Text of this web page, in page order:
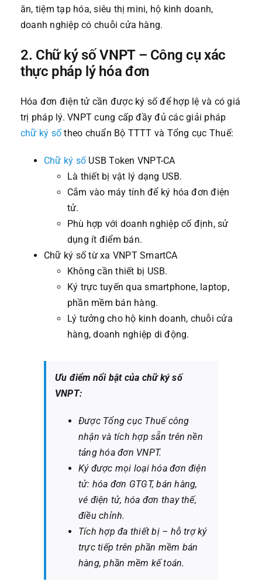
ăn, tiệm tạp hóa, siêu thị mini, hộ kinh doanh,
doanh nghiệp có chuỗi cửa hàng.
2. Chữ ký số VNPT – Công cụ xác
thực pháp lý hóa đơn
Hóa đơn điện tử cần được ký số để hợp lệ và có giá
trị pháp lý. VNPT cung cấp đầy đủ các giải pháp
chữ ký sốtheo chuẩn Bộ TTTT và Tổng cục Thuế:
Chữ ký sốUSB Token VNPT-CA
Là thiết bị vật lý dạng USB.
Cắm vào máy tính để ký hóa đơn điện
tử.
Phù hợp với doanh nghiệp cố định, sử
dụng ít điểm bán.
Chữ ký số từ xa VNPT SmartCA
Không cần thiết bị USB.
Ký trực tuyến qua smartphone, laptop,
phần mềm bán hàng.
Lý tưởng cho hộ kinh doanh, chuỗi cửa
hàng, doanh nghiệp di động.
Ưu điểm nổi bật của chữ ký số
VNPT:
Được Tổng cục Thuế công
nhận và tích hợp sẵn trên nền
tảng hóa đơn VNPT.
Ký được mọi loại hóa đơn điện
tử: hóa đơn GTGT, bán hàng,
vé điện tử, hóa đơn thay thế,
điều chỉnh.
Tích hợp đa thiết bị – hỗ trợ ký
trực tiếp trên phần mềm bán
hàng, phần mềm kế toán.